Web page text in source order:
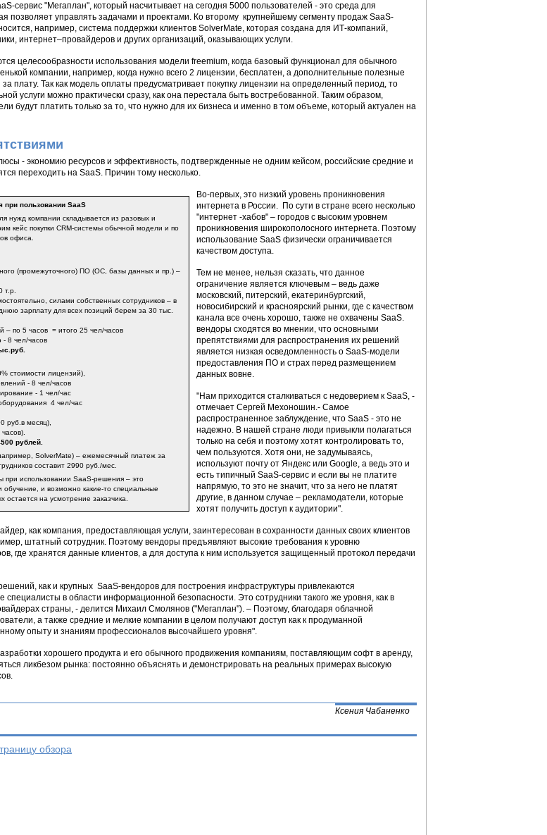
сервис "Мегаплан", который насчитывает на сегодня 5000 пользователей - это среда для
позволяет управлять задачами и проектами. Ко второму крупнейшему сегменту продаж SaaS-
например, система поддержки клиентов SolverMate, которая создана для ИТ-компаний,
интернет–провайдеров и других организаций, оказывающих услуги.
целесообразности использования модели freemium, когда базовый функционал для обычного
компании, например, когда нужно всего 2 лицензии, бесплатен, а дополнительные полезные
плату. Так как модель оплаты предусматривает покупку лицензии на определенный период, то
услуги можно практически сразу, как она перестала быть востребованной. Таким образом,
будут платить только за то, что нужно для их бизнеса и именно в том объеме, который актуален на
- экономию ресурсов и эффективность, подтвержденные не одним кейсом, российские средние и
переходить на SaaS. Причин тому несколько.
при пользовании SaaS
нужд компании складывается из разовых и
кейс покупки CRM-системы обычной модели и по
офиса.
(промежуточного) ПО (ОС, базы данных и пр.) –
т.р.
силами собственных сотрудников – в
зарплату для всех позиций берем за 30 тыс.
– по 5 часов = итого 25 чел/часов
8 чел/часов
стоимости лицензий),
- 8 чел/часов
- 1 чел/час
4 чел/час
руб.в месяц),
рублей.
SolverMate) – ежемесячный платеж за
составит 2990 руб./мес.
использовании SaaS-решения – это
и возможно какие-то специальные
остается на усмотрение заказчика.
Во-первых, это низкий уровень проникновения
интернета в России. По сути в стране всего несколько
"интернет -хабов" – городов с высоким уровнем
проникновения широкополосного интернета. Поэтому
использование SaaS физически ограничивается
качеством доступа.
Тем не менее, нельзя сказать, что данное
ограничение является ключевым – ведь даже
московский, питерский, екатеринбургский,
новосибирский и красноярский рынки, где с качеством
канала все очень хорошо, также не охвачены SaaS.
вендоры сходятся во мнении, что основными
препятствиями для распространения их решений
является низкая осведомленность о SaaS-модели
предоставления ПО и страх перед размещением
данных вовне.
"Нам приходится сталкиваться с недоверием к SaaS, -
отмечает Сергей Мехоношин.- Самое
распространенное заблуждение, что SaaS - это не
надежно. В нашей стране люди привыкли полагаться
только на себя и поэтому хотят контролировать то,
чем пользуются. Хотя они, не задумываясь,
используют почту от Яндекс или Google, а ведь это и
есть типичный SaaS-сервис и если вы не платите
напрямую, то это не значит, что за него не платят
другие, в данном случае – рекламодатели, которые
хотят получить доступ к аудитории".
как компания, предоставляющая услуги, заинтересован в сохранности данных своих клиентов
штатный сотрудник. Поэтому вендоры предъявляют высокие требования к уровню
где хранятся данные клиентов, а для доступа к ним используется защищенный протокол передачи
как и крупных SaaS-вендоров для построения инфраструктуры привлекаются
в области информационной безопасности. Это сотрудники такого же уровня, как в
страны, - делится Михаил Смолянов ("Мегаплан"). – Поэтому, благодаря облачной
а также средние и мелкие компании в целом получают доступ как к продуманной
опыту и знаниям профессионалов высочайшего уровня".
хорошего продукта и его обычного продвижения компаниям, поставляющим софт в аренду,
ликбезом рынка: постоянно объяснять и демонстрировать на реальных примерах высокую
Ксения Чабаненко
обзора